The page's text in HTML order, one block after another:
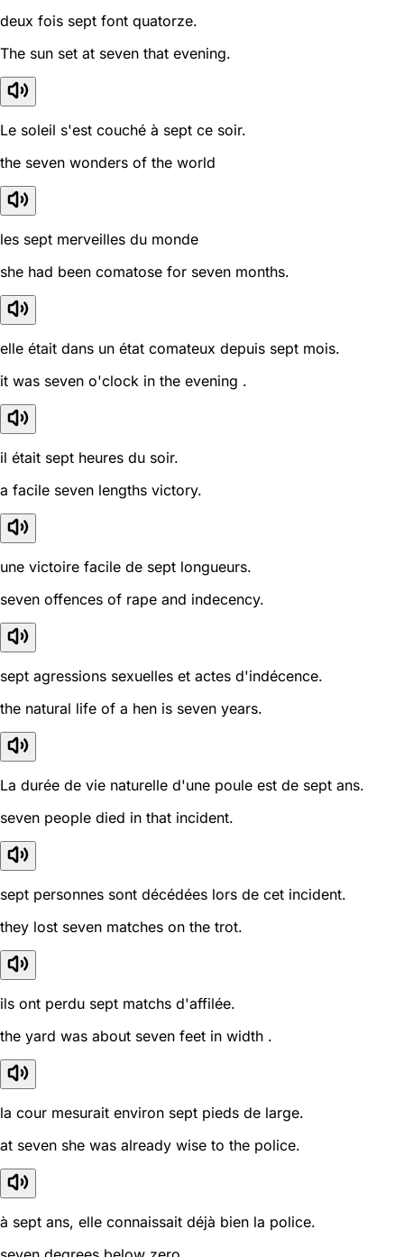
deux fois sept font quatorze.
The sun set at seven that evening.
Le soleil s'est couché à sept ce soir.
the seven wonders of the world
les sept merveilles du monde
she had been comatose for seven months.
elle était dans un état comateux depuis sept mois.
it was seven o'clock in the evening .
il était sept heures du soir.
a facile seven lengths victory.
une victoire facile de sept longueurs.
seven offences of rape and indecency.
sept agressions sexuelles et actes d'indécence.
the natural life of a hen is seven years.
La durée de vie naturelle d'une poule est de sept ans.
seven people died in that incident.
sept personnes sont décédées lors de cet incident.
they lost seven matches on the trot.
ils ont perdu sept matchs d'affilée.
the yard was about seven feet in width .
la cour mesurait environ sept pieds de large.
at seven she was already wise to the police.
à sept ans, elle connaissait déjà bien la police.